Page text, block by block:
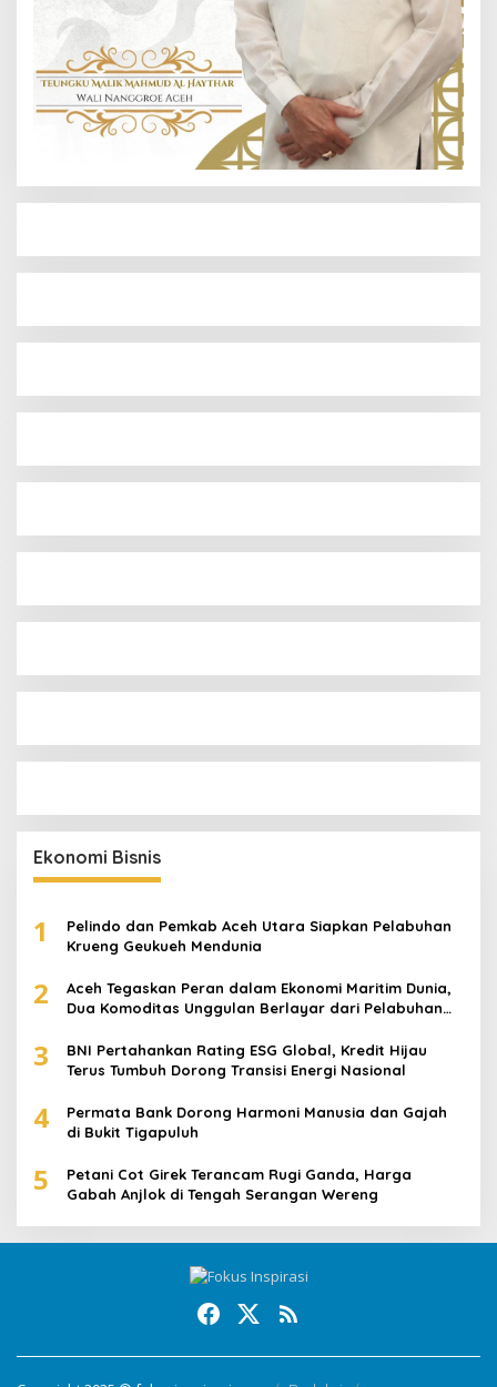
Ekonomi Bisnis
1
Pelindo dan Pemkab Aceh Utara Siapkan Pelabuhan
Krueng Geukueh Mendunia
2
Aceh Tegaskan Peran dalam Ekonomi Maritim Dunia,
Dua Komoditas Unggulan Berlayar dari Pelabuhan
3
BNI Pertahankan Rating ESG Global, Kredit Hijau
Terus Tumbuh Dorong Transisi Energi Nasional
4
Permata Bank Dorong Harmoni Manusia dan Gajah
di Bukit Tigapuluh
5
Petani Cot Girek Terancam Rugi Ganda, Harga
Gabah Anjlok di Tengah Serangan Wereng